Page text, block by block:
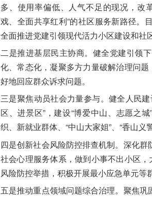
多、使用率偏低、人气不足的现况，改
戏、全面共享红利”的社区服务新路径。
全面推进党建引领现代活力小区建设和社
二是推进基层民主协商。 健全党建引领
化、常态化，凝聚多方力量破解治理问
好地回应群众诉求问题。
三是聚焦动员社会力量参与。 健全人民
区、进景区”，建设“博爱中山、志愿之
织、新就业群体、“中山大家姐”、“香山义
四是创新社会风险防控排查机制。 深化群
社会心理服务体系，做到小事不出小区
风险防控举措，积极开展最小应急单元等
五是推动重点领域问题综合治理。 聚焦巩